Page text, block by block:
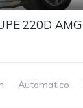
220D
Automatico